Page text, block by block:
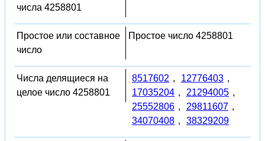
числа 4258801
Простое или составное
число
Простое число 4258801
Числа делящиеся на
целое число 4258801
8517602 , 12776403 ,
17035204 , 21294005 ,
25552806 , 29811607 ,
34070408 , 38329209